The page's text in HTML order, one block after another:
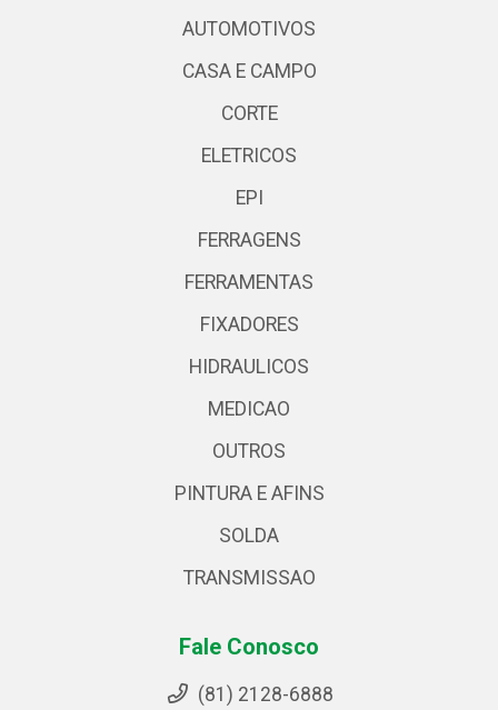
AUTOMOTIVOS
CASA E CAMPO
CORTE
ELETRICOS
EPI
FERRAGENS
FERRAMENTAS
FIXADORES
HIDRAULICOS
MEDICAO
OUTROS
PINTURA E AFINS
SOLDA
TRANSMISSAO
Fale Conosco
(81) 2128-6888